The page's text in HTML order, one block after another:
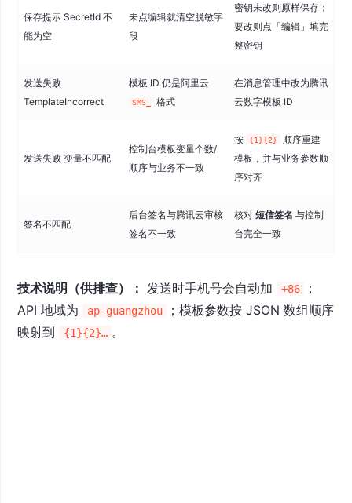
保存提示 SecretId 不
能为空
未点编辑就清空脱敏字
段
密钥未改则原样保存；
要改则点「编辑」填完
整密钥
发送失败
TemplateIncorrect
模板 ID 仍是阿里云
SMS_ 格式
在消息管理中改为腾讯
云数字模板 ID
发送失败 变量不匹配
控制台模板变量个数/
顺序与业务不一致
按 {1}{2}
顺序重建
模板，并与业务参数顺
序对齐
签名不匹配
后台签名与腾讯云审核
签名不一致
核对 短信签名 与控制
台完全一致
技术说明（供排查）： 发送时手机号会自动加 +86
；
API 地域为
ap-guangzhou
；模板参数按 JSON 数组顺序
映射到
{1}{2}… 。